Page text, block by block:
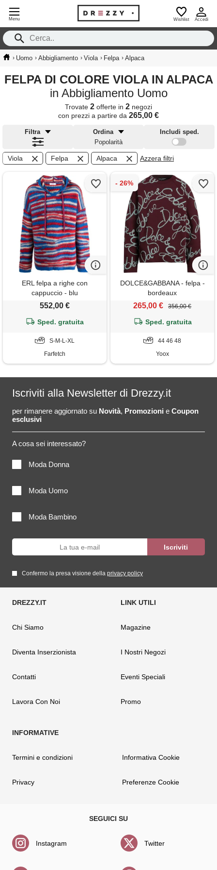
Menu Wishlist Accedi
› Uomo › Abbigliamento › Viola › Felpa › Alpaca
FELPA DI COLORE VIOLA IN ALPACA
in Abbigliamento Uomo
Trovate 2 offerte in 2 negozi
con prezzi a partire da 265,00 €
Filtra
Ordina
Popolarità
Includi sped.
Viola Felpa Alpaca Azzera filtri
ERL felpa a righe con
cappuccio - blu
552,00 €
Sped. gratuita
S-M-L-XL
Farfetch
DOLCE&GABBANA - felpa -
bordeaux
265,00 € 356,00 €
Sped. gratuita
44 46 48
Yoox
Iscriviti alla Newsletter di Drezzy.it
per rimanere aggiornato su Novità, Promozioni e Coupon
esclusivi
A cosa sei interessato?
Moda Donna
Moda Uomo
Moda Bambino
Confermo la presa visione della privacy policy
Chi Siamo
Diventa Inserzionista
Contatti
Lavora Con Noi
Magazine
I Nostri Negozi
Eventi Speciali
Promo
Termini e condizioni
Privacy
Informativa Cookie
Preferenze Cookie
Instagram Twitter